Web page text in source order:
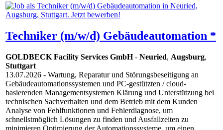
Techniker (m/w/d) Gebäudeautomation *
GOLDBECK Facility Services GmbH- Neuried, Augsburg,
Stuttgart
13.07.2026 - Wartung, Reparatur und Störungsbeseitigung an
Gebäudeautomationssystemen und PC-gestützten / cloud-
basierenden Managementsystemen Klärung und Unterstützung bei
technischen Sachverhalten und dem Betrieb mit dem Kunden
Analyse von Fehlfunktionen und Fehlerdiagnose, um
schnellstmöglich Lösungen zu finden und Ausfallzeiten zu